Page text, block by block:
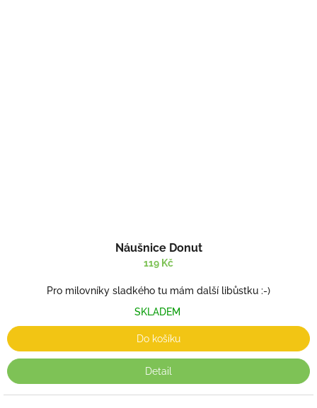
Náušnice Donut
119 Kč
Pro milovníky sladkého tu mám další libůstku :-)
SKLADEM
Do košíku
Detail